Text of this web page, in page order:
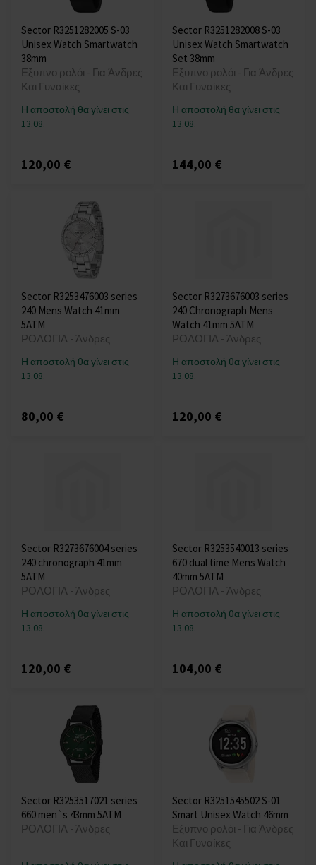
Sector R3251282005 S-03
Unisex Watch Smartwatch
38mm
Εξυπνο ρολόι - Για Άνδρες
Και Γυναίκες
Η αποστολή θα γίνει στις
13.08.
120,00 €
Sector R3251282008 S-03
Unisex Watch Smartwatch
Set 38mm
Εξυπνο ρολόι - Για Άνδρες
Και Γυναίκες
Η αποστολή θα γίνει στις
13.08.
144,00 €
Sector R3253476003 series
240 Mens Watch 41mm
5ATM
ΡΟΛΟΓΙΑ - Άνδρες
Η αποστολή θα γίνει στις
13.08.
80,00 €
Sector R3273676003 series
240 Chronograph Mens
Watch 41mm 5ATM
ΡΟΛΟΓΙΑ - Άνδρες
Η αποστολή θα γίνει στις
13.08.
120,00 €
Sector R3273676004 series
240 chronograph 41mm
5ATM
ΡΟΛΟΓΙΑ - Άνδρες
Η αποστολή θα γίνει στις
13.08.
120,00 €
Sector R3253540013 series
670 dual time Mens Watch
40mm 5ATM
ΡΟΛΟΓΙΑ - Άνδρες
Η αποστολή θα γίνει στις
13.08.
104,00 €
Sector R3253517021 series
660 men`s 43mm 5ATM
ΡΟΛΟΓΙΑ - Άνδρες
Sector R3251545502 S-01
Smart Unisex Watch 46mm
Εξυπνο ρολόι - Για Άνδρες
Και Γυναίκες